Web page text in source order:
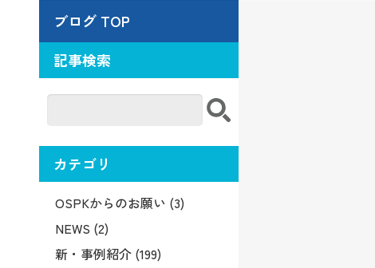
ブログ TOP
記事検索
カテゴリ
OSPKからのお願い (3)
NEWS (2)
新・事例紹介 (199)